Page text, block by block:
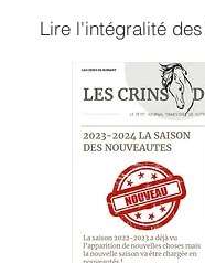
Lire l'intégralité